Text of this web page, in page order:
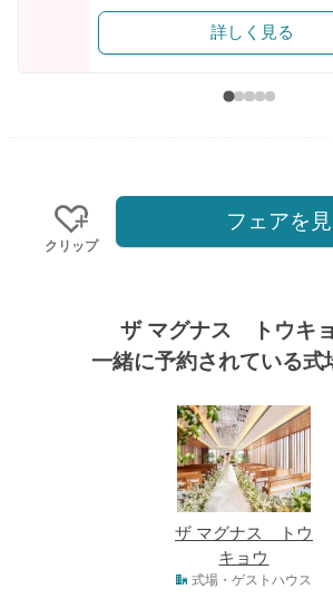
詳しく見る
クリップ
フェアを
ザ マグナス トウキ
一緒に予約されている式
ザ マグナス トウ
キョウ
式場・ゲストハウス